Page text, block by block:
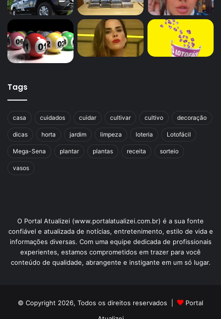
Tags
casa cuidados cuidar cultivar cultivo decoração
dicas horta jardim limpeza loteria Lotofácil
Mega-Sena plantar plantas receita sorteio
vasos
O Portal Atualizei (www.portalatualizei.com.br) é a sua fonte
confiável e atualizada de notícias, entretenimento, estilo de vida e
informações diversas. Com uma equipe dedicada de profissionais
experientes, estamos comprometidos em trazer para você
conteúdo de qualidade, abrangente e instigante em um só lugar.
© Copyright 2026, Todos os direitos reservados |
Portal